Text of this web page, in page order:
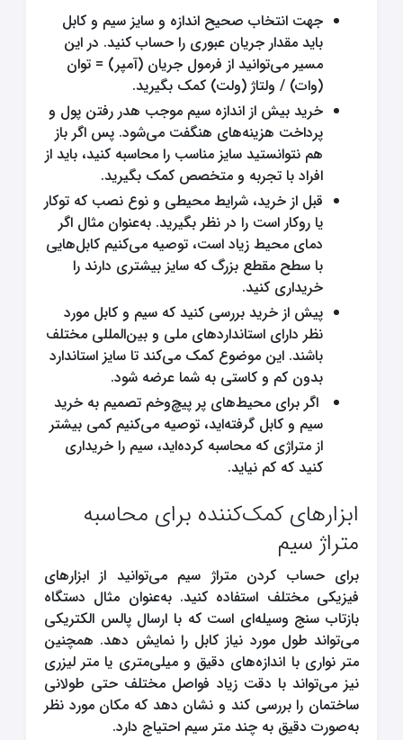
جهت انتخاب صحیح اندازه و سایز سیم و کابل
باید مقدار جریان عبوری را حساب کنید. در این
مسیر می‌توانید از فرمول جریان (آمپر) = توان
(وات) / ولتاژ (ولت) کمک بگیرید.
خرید بیش از اندازه سیم موجب هدر رفتن پول و
پرداخت هزینه‌های هنگفت می‌شود. پس اگر باز
هم نتوانستید سایز مناسب را محاسبه کنید، باید از
افراد با تجربه و متخصص کمک بگیرید.
قبل از خرید، شرایط محیطی و نوع نصب که توکار
یا روکار است را در نظر بگیرید. به‌عنوان مثال اگر
دمای محیط زیاد است، توصیه می‌کنیم کابل‌هایی
با سطح مقطع بزرگ که سایز بیشتری دارند را
خریداری کنید.
پیش از خرید بررسی کنید که سیم و کابل مورد
نظر دارای استانداردهای ملی و بین‌المللی مختلف
باشند. این موضوع کمک می‌کند تا سایز استاندارد
بدون کم و کاستی به شما عرضه شود.
اگر برای محیط‌های پر پیچ‌وخم تصمیم به خرید
سیم و کابل گرفته‌اید، توصیه می‌کنیم کمی بیشتر
از متراژی که محاسبه کرده‌اید، سیم را خریداری
کنید که کم نیاید.
ابزارهای کمک‌کننده برای محاسبه
متراژ سیم
برای حساب کردن متراژ سیم می‌توانید از ابزارهای
فیزیکی مختلف استفاده کنید. به‌عنوان مثال دستگاه
بازتاب سنج وسیله‌ای است که با ارسال پالس الکتریکی
می‌تواند طول مورد نیاز کابل را نمایش دهد. همچنین
متر نواری با اندازه‌های دقیق و میلی‌متری یا متر لیزری
نیز می‌تواند با دقت زیاد فواصل مختلف حتی طولانی
ساختمان را بررسی کند و نشان دهد که مکان مورد نظر
به‌صورت دقیق به چند متر سیم احتیاج دارد.